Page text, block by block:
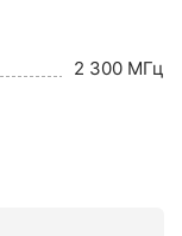
2 300 МГц